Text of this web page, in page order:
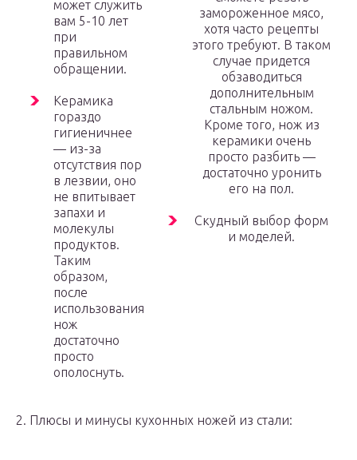
может служить
вам 5-10 лет
при
правильном
обращении.
Керамика
гораздо
гигиеничнее
— из-за
отсутствия пор
в лезвии, оно
не впитывает
запахи и
молекулы
продуктов.
Таким
образом,
после
использования
нож
достаточно
просто
ополоснуть.
замороженное мясо,
хотя часто рецепты
этого требуют. В таком
случае придется
обзаводиться
дополнительным
стальным ножом.
Кроме того, нож из
керамики очень
просто разбить —
достаточно уронить
его на пол.
Скудный выбор форм
и моделей.
2. Плюсы и минусы кухонных ножей из стали: